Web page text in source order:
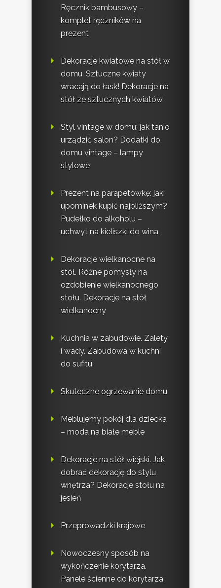
Ręcznik bambusowy –
komplet ręczników na
prezent
Dekoracje kwiatowe na stół w
domu. Sztuczne kwiaty
wracają do łask! Dekoracje na
stół ze sztucznych kwiatów
Styl vintage w domu: jak tanio
urządzić salon? Dodatki do
domu vintage – lampy
stylowe
Prezent na parapetówkę: jaki
upominek kupić najbliższym?
Pudełko do alkoholu –
uchwyt na kieliszki do wina
Dekoracje wielkanocne na
stół. Różne pomysły na
ozdobienie wielkanocnego
stołu. Dekoracje na stół
wielkanocny
Kuchnia w zabudowie. Zalety
i wady. Zabudowa w kuchni
do sufitu.
Skuteczne ogrzewanie domu
Meblujemy pokój dla dziecka
– moda na białe meble
Dekoracje na stół wiejski. Jak
dobrać dekorację do stylu
wnętrza? Dekoracje stołu na
jesień
Przeprowadzki krajowe
Nowoczesny sposób na
wykończenie korytarza.
Panele ścienne do korytarza